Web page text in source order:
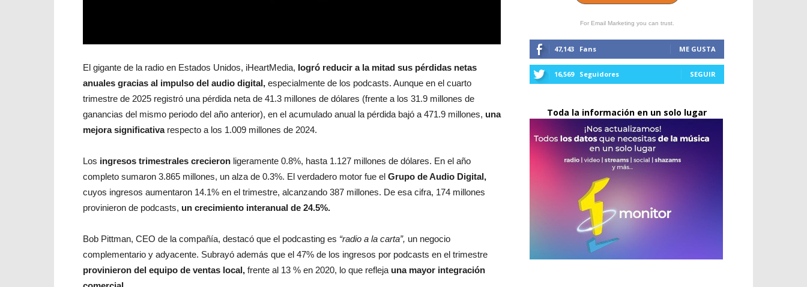
El gigante de la radio en Estados Unidos, iHeartMedia, logró reducir a la mitad sus pérdidas netas
anuales gracias al impulso del audio digital, especialmente de los podcasts. Aunque en el cuarto
trimestre de 2025 registró una pérdida neta de 41.3 millones de dólares (frente a los 31.9 millones de
ganancias del mismo periodo del año anterior), en el acumulado anual la pérdida bajó a 471.9 millones, una
mejora significativarespecto a los 1.009 millones de 2024.
Los ingresos trimestrales crecieron ligeramente 0.8%, hasta 1.127 millones de dólares. En el año
completo sumaron 3.865 millones, un alza de 0.3%. El verdadero motor fue el Grupo de Audio Digital,
cuyos ingresos aumentaron 14.1% en el trimestre, alcanzando 387 millones. De esa cifra, 174 millones
provinieron de podcasts, un crecimiento interanual de 24.5%.
Bob Pittman, CEO de la compañía, destacó que el podcasting es “radio a la carta”, un negocio
complementario y adyacente. Subrayó además que el 47% de los ingresos por podcasts en el trimestre
provinieron del equipo de ventas local, frente al 13 % en 2020, lo que refleja una mayor integración
For Email Marketing you can trust.
47,143 Fans ME GUSTA
16,569 Seguidores SEGUIR
Toda la información en un solo lugar